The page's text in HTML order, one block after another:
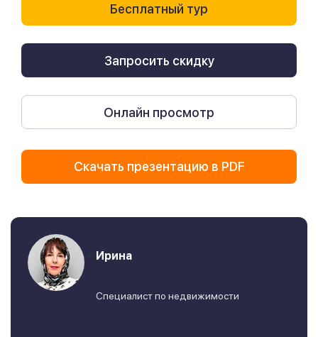
Бесплатный тур
Запросить скидку
Онлайн просмотр
Скачать презентацию в PDF
Ирина
Специалист по недвижимости